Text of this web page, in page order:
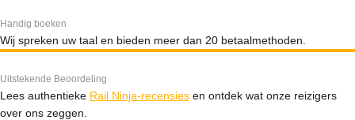
Handig boeken
Wij spreken uw taal en bieden meer dan 20 betaalmethoden.
Uitstekende Beoordeling
Lees authentieke Rail Ninja-recensies en ontdek wat onze reizigers
over ons zeggen.